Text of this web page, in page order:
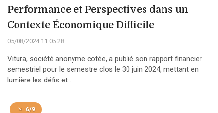
Performance et Perspectives dans un
Contexte Économique Difficile
05/08/2024 11:05:28
Vitura, société anonyme cotée, a publié son rapport financier
semestriel pour le semestre clos le 30 juin 2024, mettant en
lumière les défis et ...
6/9